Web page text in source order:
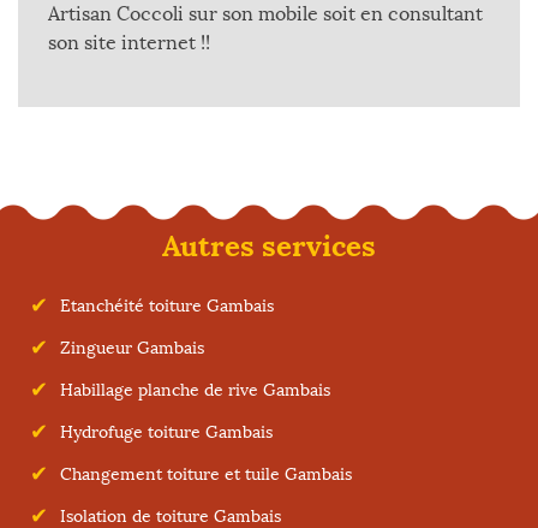
Artisan Coccoli sur son mobile soit en consultant
son site internet !!
Autres services
Etanchéité toiture Gambais
Zingueur Gambais
Habillage planche de rive Gambais
Hydrofuge toiture Gambais
Changement toiture et tuile Gambais
Isolation de toiture Gambais